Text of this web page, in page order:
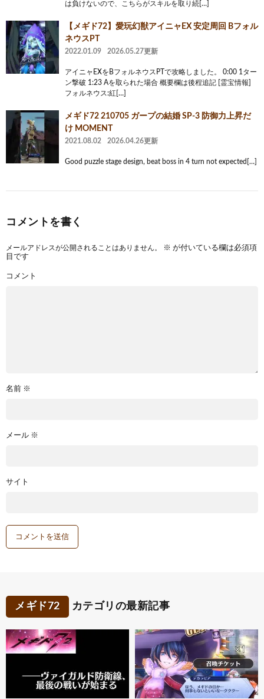
は負けないので、こちらがスキルを取り続[…]
【メギド72】愛玩幻獣アイニャEX 安定周回 Bフォル
ネウスPT
2022.01.09 2026.05.27更新
アイニャEXをBフォルネウスPTで攻略しました。 0:00 1ター
ン撃破 1:23 Aを取られた場合 概要欄は後程追記 [霊宝情報]
フォルネウス:紅[…]
メギド72 210705 ガープの結婚 SP-3 防御力上昇だ
け MOMENT
2021.08.02 2026.04.26更新
Good puzzle stage design, beat boss in 4 turn not expected[…]
コメントを書く
メールアドレスが公開されることはありません。 ※ が付いている欄は必須項
目です
コメント
名前 ※
メール ※
サイト
メギド72 カテゴリの最新記事